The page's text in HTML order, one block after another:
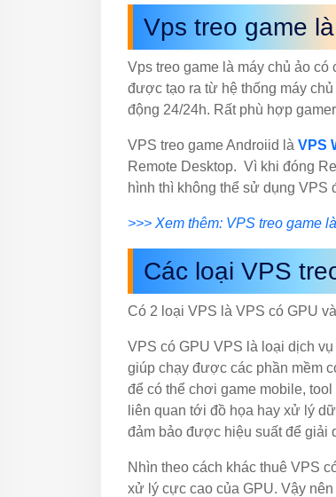
Vps treo game
Vps treo game là máy chủ ảo
được tạo ra từ hệ thống máy
động 24/24h. Rất phù hợp
VPS treo game Androiid là VPS
Remote Desktop. Vì khi đóng
hình thì không thể sử dụng VPS
>>> Xem thêm: VPS treo game
Các loại VPS
Có 2 loại VPS là VPS có GPU
VPS có GPU VPS là loại dịch
giúp chạy được các phần mềm
để có thể chơi game mobile,
liên quan tới đồ họa hay xử lý
đảm bảo được hiệu suất để giải
Nhìn theo cách khác thuê VPS
xử lý cực cao của GPU. Vậy